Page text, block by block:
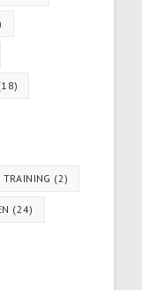
TRAINING (2)
(24)